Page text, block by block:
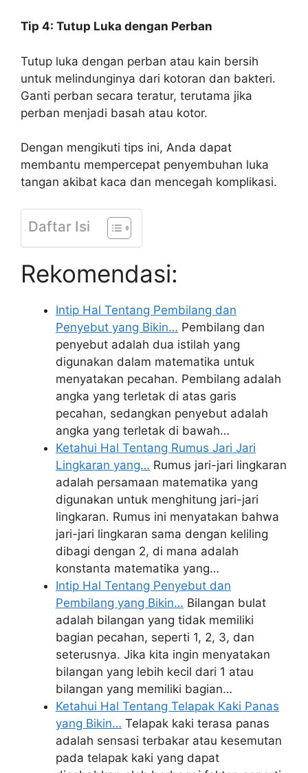
Tip 4: Tutup Luka dengan Perban
Tutup luka dengan perban atau kain bersih
untuk melindunginya dari kotoran dan bakteri.
Ganti perban secara teratur, terutama jika
perban menjadi basah atau kotor.
Dengan mengikuti tips ini, Anda dapat
membantu mempercepat penyembuhan luka
tangan akibat kaca dan mencegah komplikasi.
Daftar Isi
Rekomendasi:
Intip Hal Tentang Pembilang dan
Penyebut yang Bikin… Pembilang dan
penyebut adalah dua istilah yang
digunakan dalam matematika untuk
menyatakan pecahan. Pembilang adalah
angka yang terletak di atas garis
pecahan, sedangkan penyebut adalah
angka yang terletak di bawah…
Ketahui Hal Tentang Rumus Jari Jari
Lingkaran yang… Rumus jari-jari lingkaran
adalah persamaan matematika yang
digunakan untuk menghitung jari-jari
lingkaran. Rumus ini menyatakan bahwa
jari-jari lingkaran sama dengan keliling
dibagi dengan 2, di mana adalah
konstanta matematika yang…
Intip Hal Tentang Penyebut dan
Pembilang yang Bikin… Bilangan bulat
adalah bilangan yang tidak memiliki
bagian pecahan, seperti 1, 2, 3, dan
seterusnya. Jika kita ingin menyatakan
bilangan yang lebih kecil dari 1 atau
bilangan yang memiliki bagian…
Ketahui Hal Tentang Telapak Kaki Panas
yang Bikin… Telapak kaki terasa panas
adalah sensasi terbakar atau kesemutan
pada telapak kaki yang dapat